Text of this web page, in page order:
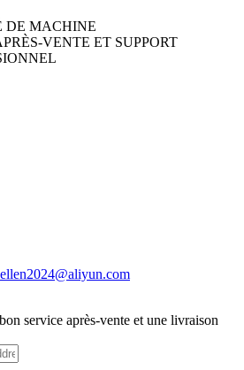
DE MACHINE
VENTE ET SUPPORT
service après-vente et une livraison